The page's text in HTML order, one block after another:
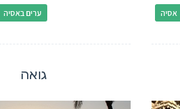
ערים באסיה אסיה
גואה